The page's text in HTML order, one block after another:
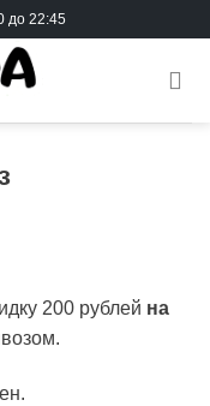
до 22:45
200 рублей на